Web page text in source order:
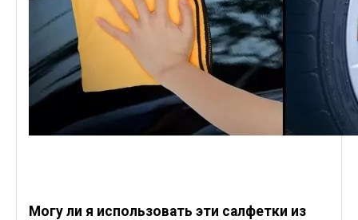
Могу ли я использовать эти салфетки из